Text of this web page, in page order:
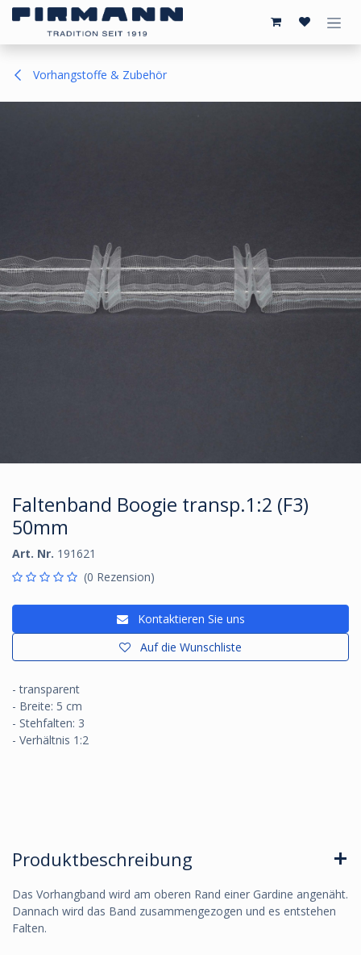
Zum Inhalt springen
Vorhangstoffe & Zubehör
Faltenband Boogie transp.1:2 (F3)
50mm
Art. Nr. 191621
(0 Rezension)
Kontaktieren Sie uns
Auf die Wunschliste
- transparent
- Breite: 5 cm
- Stehfalten: 3
- Verhältnis 1:2
Produktbeschreibung
Das Vorhangband wird am oberen Rand einer Gardine angenäht.
Dannach wird das Band zusammengezogen und es entstehen
Falten.